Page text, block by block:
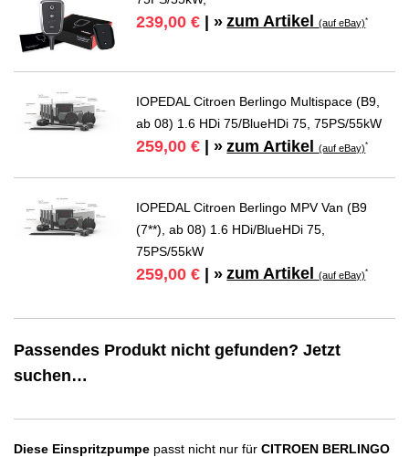
239,00 € | » zum Artikel(auf eBay)*
IOPEDAL Citroen Berlingo Multispace (B9,
ab 08) 1.6 HDi 75/BlueHDi 75, 75PS/55kW
259,00 € | » zum Artikel(auf eBay)*
IOPEDAL Citroen Berlingo MPV Van (B9
(7**), ab 08) 1.6 HDi/BlueHDi 75,
75PS/55kW
259,00 € | » zum Artikel(auf eBay)*
Passendes Produkt nicht gefunden? Jetzt
suchen…
Diese Einspritzpumpe passt nicht nur für CITROEN BERLINGO